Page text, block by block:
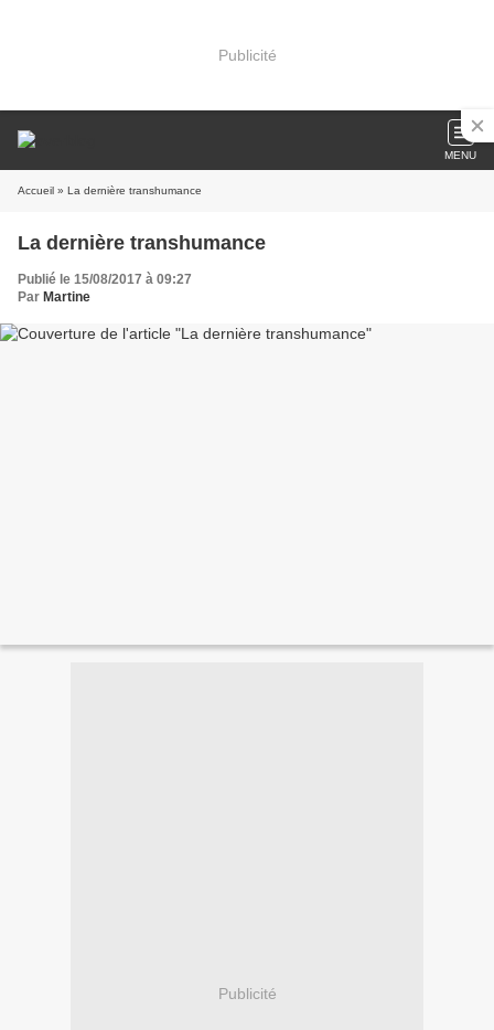
Publicité
MENU
Accueil » La dernière transhumance
La dernière transhumance
Publié le 15/08/2017 à 09:27
Par Martine
Publicité